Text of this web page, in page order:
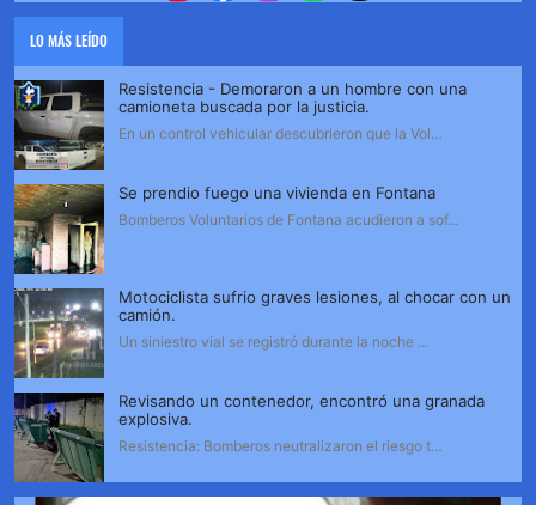
LO MÁS LEÍDO
Resistencia - Demoraron a un hombre con una
camioneta buscada por la justicia.
En un control vehicular descubrieron que la Vol…
Se prendio fuego una vivienda en Fontana
Bomberos Voluntarios de Fontana acudieron a sof…
Motociclista sufrio graves lesiones, al chocar con un
camión.
Un siniestro vial se registró durante la noche …
Revisando un contenedor, encontró una granada
explosiva.
Resistencia: Bomberos neutralizaron el riesgo t…